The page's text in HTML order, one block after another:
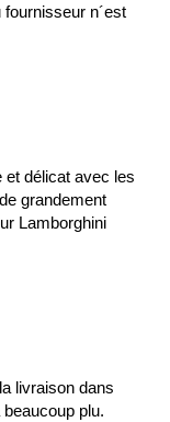
n´est
et délicat avec les
grandement
Lamborghini
livraison dans
plu.